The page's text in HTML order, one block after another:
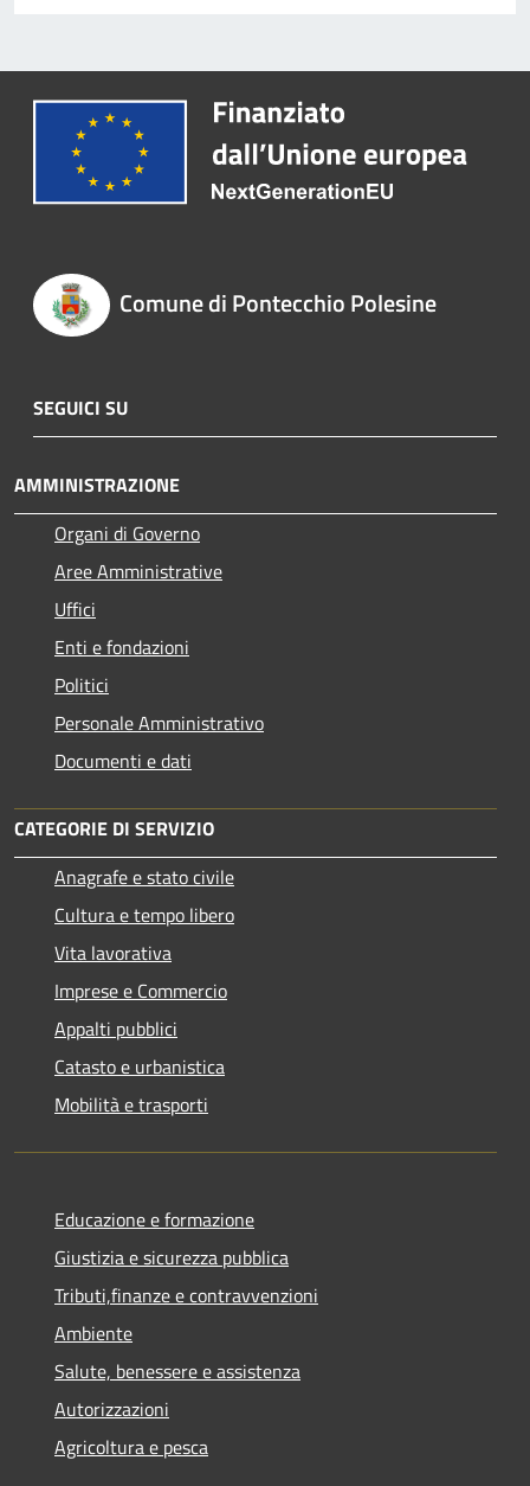
Comune di Pontecchio Polesine
SEGUICI SU
AMMINISTRAZIONE
Organi di Governo
Aree Amministrative
Uffici
Enti e fondazioni
Politici
Personale Amministrativo
Documenti e dati
CATEGORIE DI SERVIZIO
Anagrafe e stato civile
Cultura e tempo libero
Vita lavorativa
Imprese e Commercio
Appalti pubblici
Catasto e urbanistica
Mobilità e trasporti
Educazione e formazione
Giustizia e sicurezza pubblica
Tributi,finanze e contravvenzioni
Ambiente
Salute, benessere e assistenza
Autorizzazioni
Agricoltura e pesca